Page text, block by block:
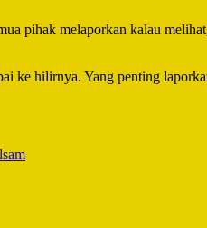
pihak melaporkan kalau
ke hilirnya. Yang penting